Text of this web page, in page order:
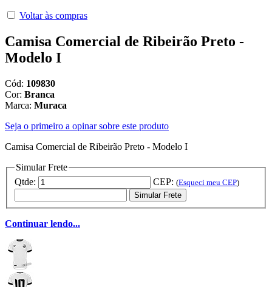
Voltar às compras
Camisa Comercial de Ribeirão Preto -
Modelo I
Cód: 109830
Cor: Branca
Marca: Muraca
Seja o primeiro a opinar sobre este produto
Camisa Comercial de Ribeirão Preto - Modelo I
Simular Frete
Qtde:
CEP: (Esqueci meu CEP)
Simular Frete
Continuar lendo...